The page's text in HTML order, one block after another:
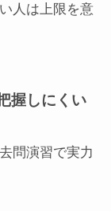
人は上限を意
握しにくい
問演習で実力